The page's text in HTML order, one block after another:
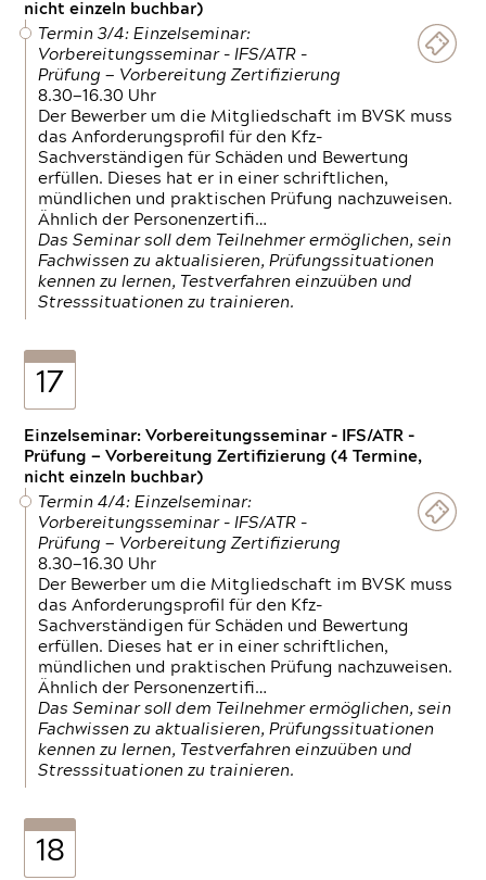
nicht einzeln buchbar)
Termin 3/4: Einzelseminar:
Vorbereitungsseminar - IFS/ATR -
Prüfung — Vorbereitung Zertifizierung
8.30—16.30 Uhr
Der Bewerber um die Mitgliedschaft im BVSK muss
das Anforderungsprofil für den Kfz-
Sachverständigen für Schäden und Bewertung
erfüllen. Dieses hat er in einer schriftlichen,
mündlichen und praktischen Prüfung nachzuweisen.
Ähnlich der Personenzertifi…
Das Seminar soll dem Teilnehmer ermöglichen, sein
Fachwissen zu aktualisieren, Prüfungssituationen
kennen zu lernen, Testverfahren einzuüben und
Stresssituationen zu trainieren.
17
Einzelseminar: Vorbereitungsseminar - IFS/ATR -
Prüfung — Vorbereitung Zertifizierung (4 Termine,
nicht einzeln buchbar)
Termin 4/4: Einzelseminar:
Vorbereitungsseminar - IFS/ATR -
Prüfung — Vorbereitung Zertifizierung
8.30—16.30 Uhr
Der Bewerber um die Mitgliedschaft im BVSK muss
das Anforderungsprofil für den Kfz-
Sachverständigen für Schäden und Bewertung
erfüllen. Dieses hat er in einer schriftlichen,
mündlichen und praktischen Prüfung nachzuweisen.
Ähnlich der Personenzertifi…
Das Seminar soll dem Teilnehmer ermöglichen, sein
Fachwissen zu aktualisieren, Prüfungssituationen
kennen zu lernen, Testverfahren einzuüben und
Stresssituationen zu trainieren.
18